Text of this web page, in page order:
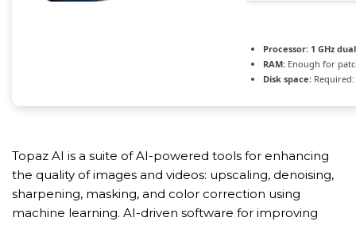
Processor: 1 GHz
RAM: Enough for
Disk space: Required:
Topaz AI is a suite of AI-powered tools for enhancing
the quality of images and videos: upscaling, denoising,
sharpening, masking, and color correction using
machine learning. AI-driven software for improving